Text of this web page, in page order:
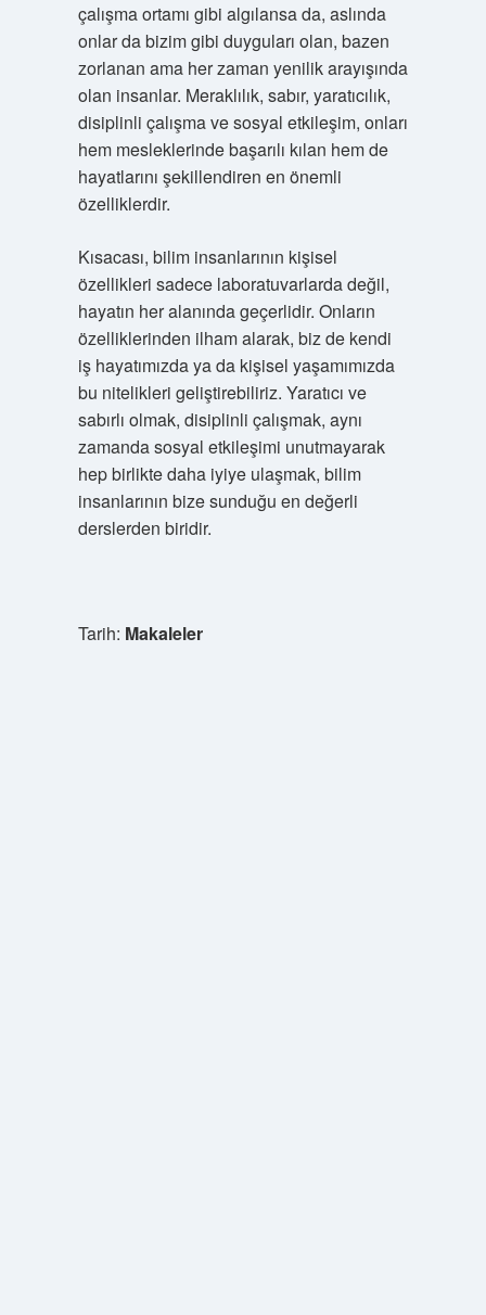
çalışma ortamı gibi algılansa da, aslında
onlar da bizim gibi duyguları olan, bazen
zorlanan ama her zaman yenilik arayışında
olan insanlar. Meraklılık, sabır, yaratıcılık,
disiplinli çalışma ve sosyal etkileşim, onları
hem mesleklerinde başarılı kılan hem de
hayatlarını şekillendiren en önemli
özelliklerdir.
Kısacası, bilim insanlarının kişisel
özellikleri sadece laboratuvarlarda değil,
hayatın her alanında geçerlidir. Onların
özelliklerinden ilham alarak, biz de kendi
iş hayatımızda ya da kişisel yaşamımızda
bu nitelikleri geliştirebiliriz. Yaratıcı ve
sabırlı olmak, disiplinli çalışmak, aynı
zamanda sosyal etkileşimi unutmayarak
hep birlikte daha iyiye ulaşmak, bilim
insanlarının bize sunduğu en değerli
derslerden biridir.
Tarih: Makaleler